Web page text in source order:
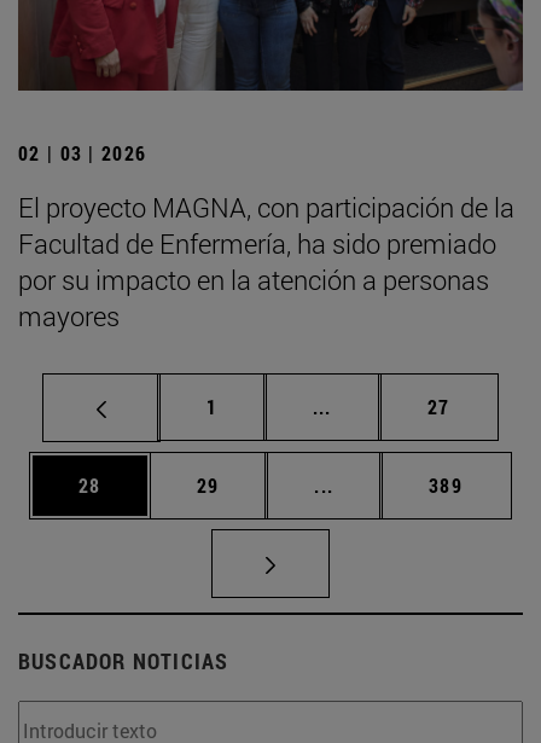
02 | 03 | 2026
El proyecto MAGNA, con participación de la
Facultad de Enfermería, ha sido premiado
por su impacto en la atención a personas
mayores
Página
1 ... Páginas intermedias
Página
27
Página
28 Página
29 ... Páginas intermedias
Página
389
BUSCADOR NOTICIAS